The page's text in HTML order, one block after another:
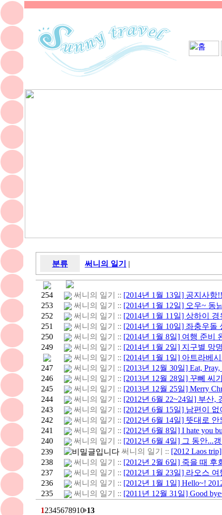
분류 써니의 일기 |
254 써니의 일기 :: [2014년 1월 13일] 공지사항
253
써니의 일기 :: [2014년 1월 12일] 오우~ 동
252
써니의 일기 :: [2014년 1월 11일] 상하이
251
써니의 일기 :: [2014년 1월 10일] 좌충우돌
250
써니의 일기 :: [2014년 1월 8일] 여행 준비
249
써니의 일기 :: [2014년 1월 2일] 지구별 망
써니의 일기 :: [2014년 1월 1일] 아트라베
247
써니의 일기 :: [2013년 12월 30일] Eat, Pray,
246
써니의 일기 :: [2013년 12월 28일] 꾸뻬 씨
245
써니의 일기 :: [2013년 12월 25일] Merry
244
써니의 일기 :: [2012년 6월 22~24일] 부산,
243
써니의 일기 :: [2012년 6월 15일] 남편이
242
써니의 일기 :: [2012년 6월 14일] 뜻대로 안
241
써니의 일기 :: [2012년 6월 8일] I hate you
240
써니의 일기 :: [2012년 6월 4일] 그 동안...
239
써니의 일기 :: [2012 Laos
238
써니의 일기 :: [2012년 2월 6일] 죽을 때 후
237
써니의 일기 :: [2012년 1월 23일] 라오스
236
써니의 일기 :: [2012년 1월 1일] Hello~!
235
써니의 일기 :: [2011년 12월 31일] Good
12345678910 13